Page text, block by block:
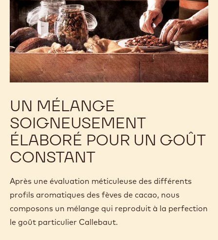
UN MÉLANGE
SOIGNEUSEMENT
ÉLABORÉ POUR UN GOÛT
CONSTANT
Après une évaluation méticuleuse des différents
profils aromatiques des fèves de cacao, nous
composons un mélange qui reproduit à la perfection
le goût particulier Callebaut.